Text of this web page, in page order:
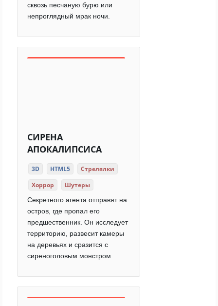
сквозь песчаную бурю или
непроглядный мрак ночи.
СИРЕНА
АПОКАЛИПСИСА
3D HTML5
Стрелялки
Хоррор
Шутеры
Секретного агента отправят на
остров, где пропал его
предшественник. Он исследует
территорию, развесит камеры
на деревьях и сразится с
сиреноголовым монстром.